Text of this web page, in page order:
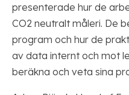
presenterade hur de
CO2 neutralt måleri. De
program och hur de
av data internt och mot
beräkna och veta sina